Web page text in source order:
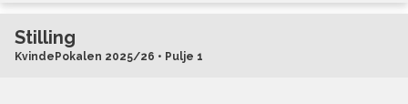
Stilling
KvindePokalen 2025/26 • Pulje 1